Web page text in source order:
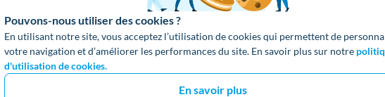
Pouvons-nous utiliser des cookies ?
En utilisant notre site, vous acceptez l’utilisation de cookies qui permettent de
votre navigation et d’améliorer les performances du site. En savoir plus sur notre
d'utilisation de cookies.
En savoir plus